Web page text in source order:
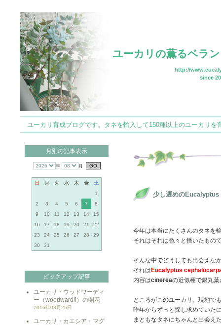
ユーカリの薫るベラ
http://
since
ユーカリ育成ブログです。タネを輸入して150種以上のユーカリ
月別の記事表示
年 月
日 月 火 水 木 金
土
1
2
3 4 5 6 7
8
9
10 11 12 13 14
15
16
17 18 19 20 21
22
23
24 25 26 27 28
29
30
31
ピックアップ記事
ユーカリ・ウッドワーディ
ー（woodwardii）の開花
2016年03月25日
ユーカリ・カエシア・マグ
少し遅めの
今年は本当にたくさんのタネを
それはそれは色々と播いたもの
そんな中でどうしても出会えな
それは Eucalyptus
内容はcinereaの近似種で銀丸
ところがこのユーカリ、現地で
昨年からずっと探し求めていた
まともなタネにちゃんと出会え